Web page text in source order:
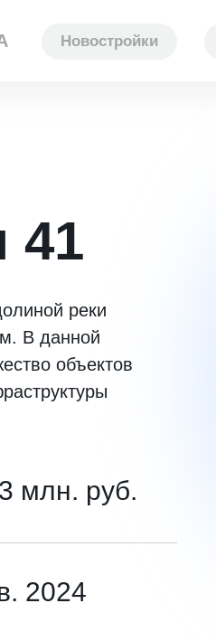
Новостройки
реки
В данной
объектов
41
2024
млн. руб.